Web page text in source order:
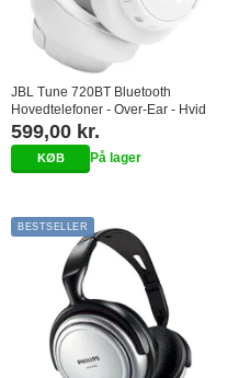
JBL Tune 720BT Bluetooth
Hovedtelefoner - Over-Ear - Hvid
599,00 kr.
På lager
BESTSELLER